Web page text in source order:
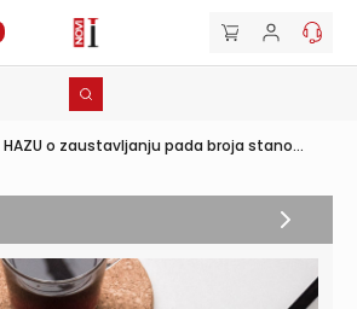
HAZU o zaustavljanju pada broja stano...